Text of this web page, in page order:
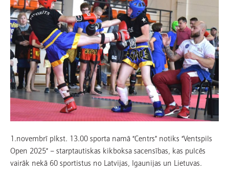
1.novembrī plkst. 13.00 sporta namā “Centrs” notiks “Ventspils
Open 2025” – starptautiskas kikboksa sacensības, kas pulcēs
vairāk nekā 60 sportistus no Latvijas, Igaunijas un Lietuvas.